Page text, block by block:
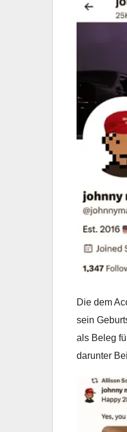
Die dem
sein
als Beleg
darunter